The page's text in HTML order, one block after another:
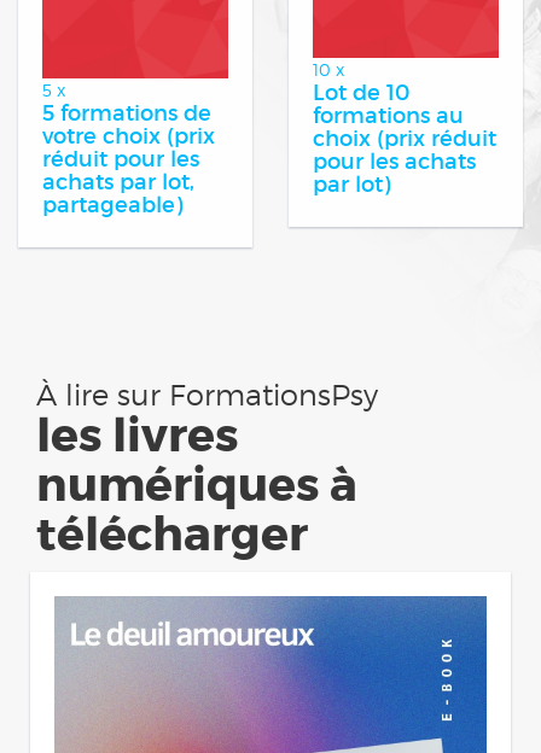
5 x
5 formations de
votre choix (prix
réduit pour les
achats par lot,
partageable)
10 x
Lot de 10
formations au
choix (prix réduit
pour les achats
par lot)
À lire sur FormationsPsy
les livres
numériques à
télécharger